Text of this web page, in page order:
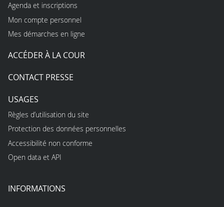
Agenda et inscriptions
Mon compte personnel
Mes démarches en ligne
ACCÉDER À LA COUR
CONTACT PRESSE
USAGES
Règles d’utilisation du site
Protection des données personnelles
Accessibilité non conforme
Open data et API
INFORMATIONS